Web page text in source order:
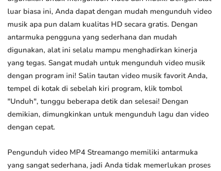
luar biasa ini, Anda dapat dengan mudah mengunduh video
musik apa pun dalam kualitas HD secara gratis. Dengan
antarmuka pengguna yang sederhana dan mudah
digunakan, alat ini selalu mampu menghadirkan kinerja
yang tegas. Sangat mudah untuk mengunduh video musik
dengan program ini! Salin tautan video musik favorit Anda,
tempel di kotak di sebelah kiri program, klik tombol
"Unduh", tunggu beberapa detik dan selesai! Dengan
demikian, dimungkinkan untuk mengunduh lagu dan video
dengan cepat.
Pengunduh video MP4 Streamango memiliki antarmuka
yang sangat sederhana, jadi Anda tidak memerlukan proses